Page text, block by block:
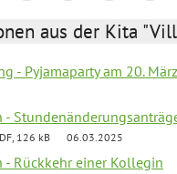
aus der Kita
- Pyjamaparty am 20.
-
126 kB 06.03.2025
Rückkehr einer Kollegin